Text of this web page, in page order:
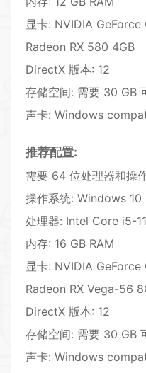
显卡: NVIDIA
Radeon RX 580 4GB
DirectX 版本: 12
存储空间: 需要 30 GB
声卡: Windows
推荐配置:
需要 64 位处理器和操
操作系统: Windows 10
处理器: Intel Core i5-
内存: 16 GB RAM
显卡: NVIDIA
Radeon RX Vega-56
DirectX 版本: 12
存储空间: 需要 30 GB
声卡: Windows